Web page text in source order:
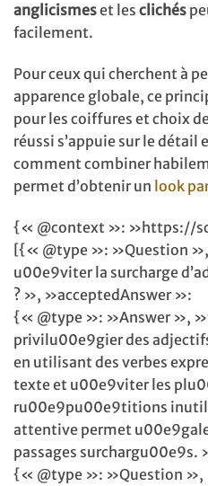
anglicismeset les clichés
facilement.
Pour ceux qui cherchent à
apparence globale, ce
pour les coiffures et choix
réussi s’appuie sur le
comment combiner
permet d’obtenir un look
{« @context »: »https://
[{« @type »: »Question
u00e9viter la surcharge
? », »acceptedAnswer »:
{« @type »: »Answer »,
privilu00e9gier des
en utilisant des verbes
texte et u00e9viter les
ru00e9pu00e9titions
attentive permet
passages surchargu00e9s.
{« @type »: »Question